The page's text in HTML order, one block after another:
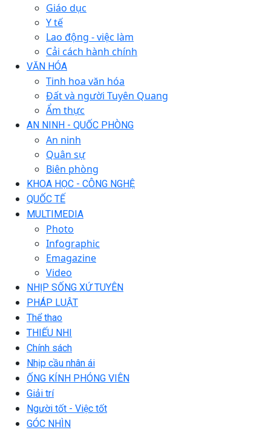
Giáo dục
Y tế
Lao động - việc làm
Cải cách hành chính
VĂN HÓA
Tinh hoa văn hóa
Đất và người Tuyên Quang
Ẩm thực
AN NINH - QUỐC PHÒNG
An ninh
Quân sự
Biên phòng
KHOA HỌC - CÔNG NGHỆ
QUỐC TẾ
MULTIMEDIA
Photo
Infographic
Emagazine
Video
NHỊP SỐNG XỨ TUYÊN
PHÁP LUẬT
Thể thao
THIẾU NHI
Chính sách
Nhịp cầu nhân ái
ỐNG KÍNH PHÓNG VIÊN
Giải trí
Người tốt - Việc tốt
GÓC NHÌN